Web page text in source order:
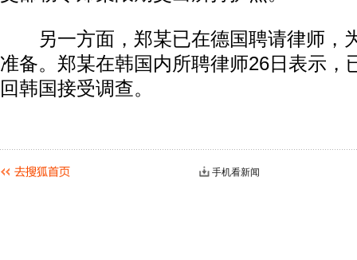
另一方面，郑某已在德国聘请律师，
准备。郑某在韩国内所聘律师26日表示，
回韩国接受调查。
手机看新闻